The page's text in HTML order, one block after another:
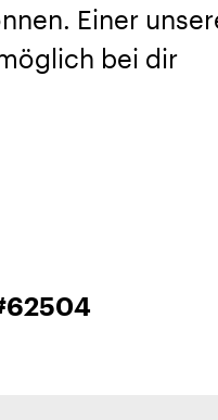
Einer
bei dir